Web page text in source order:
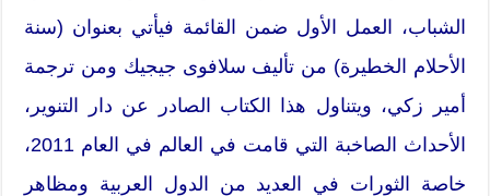
الشباب، العمل الأول ضمن القائمة فيأتي بعنوان (سنة
الأحلام الخطيرة) من تأليف سلافوى جيجيك ومن ترجمة
أمير زكي، ويتناول هذا الكتاب الصادر عن دار التنوير،
الأحداث الصاخبة التي قامت في العالم في العام 2011،
خاصة الثورات في العديد من الدول العربية ومظاهر